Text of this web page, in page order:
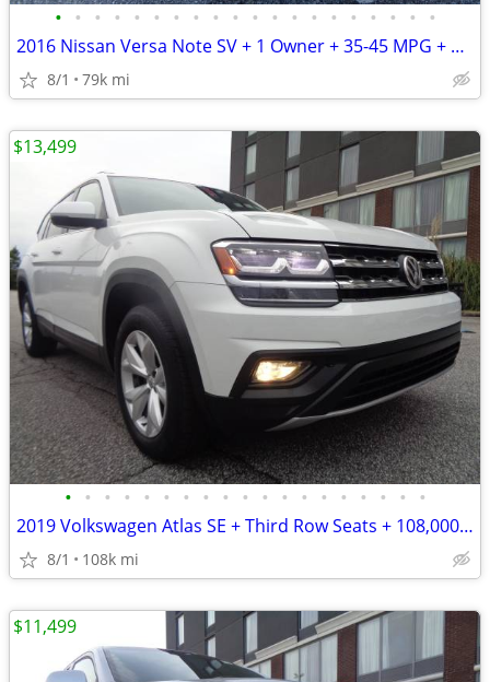
• • • • • • • • • • • • • • • • • • • •
2016 Nissan Versa Note SV + 1 Owner + 35-45 MPG + 79,000 Miles
8/1 79k mi
• • • • • • • • • • • • • • • • • • •
2019 Volkswagen Atlas SE + Third Row Seats + 108,000 Miles
8/1 108k mi
$13,499
$11,499